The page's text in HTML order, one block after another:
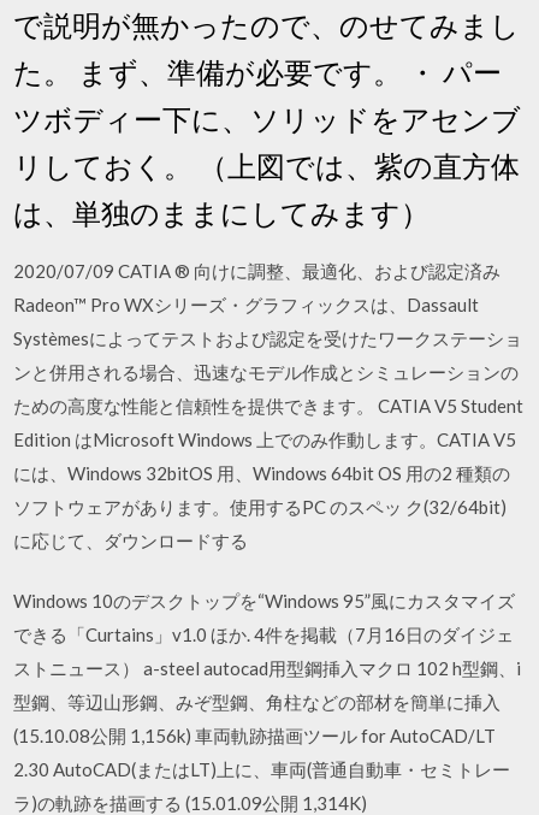
で説明が無かったので、のせてみまし
た。 まず、準備が必要です。 ・ パー
ツボディー下に、ソリッドをアセンブ
リしておく。 （上図では、紫の直方体
は、単独のままにしてみます）
2020/07/09 CATIA ® 向けに調整、最適化、および認定済み
Radeon™ Pro WXシリーズ・グラフィックスは、Dassault
Systèmesによってテストおよび認定を受けたワークステーショ
ンと併用される場合、迅速なモデル作成とシミュレーションの
ための高度な性能と信頼性を提供できます。 CATIA V5 Student
Edition はMicrosoft Windows 上でのみ作動します。CATIA V5
には、Windows 32bitOS 用、Windows 64bit OS 用の2 種類の
ソフトウェアがあります。使用するPC のスペッ ク(32/64bit)
に応じて、ダウンロードする
Windows 10のデスクトップを“Windows 95”風にカスタマイズ
できる「Curtains」v1.0 ほか. 4件を掲載（7月16日のダイジェ
ストニュース） a-steel autocad用型鋼挿入マクロ 102 h型鋼、i
型鋼、等辺山形鋼、みぞ型鋼、角柱などの部材を簡単に挿入
(15.10.08公開 1,156k) 車両軌跡描画ツール for AutoCAD/LT
2.30 AutoCAD(またはLT)上に、車両(普通自動車・セミトレー
ラ)の軌跡を描画する (15.01.09公開 1,314K)